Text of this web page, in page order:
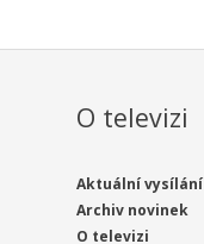
O televizi
Aktuální vysílání
Archiv novinek
O televizi